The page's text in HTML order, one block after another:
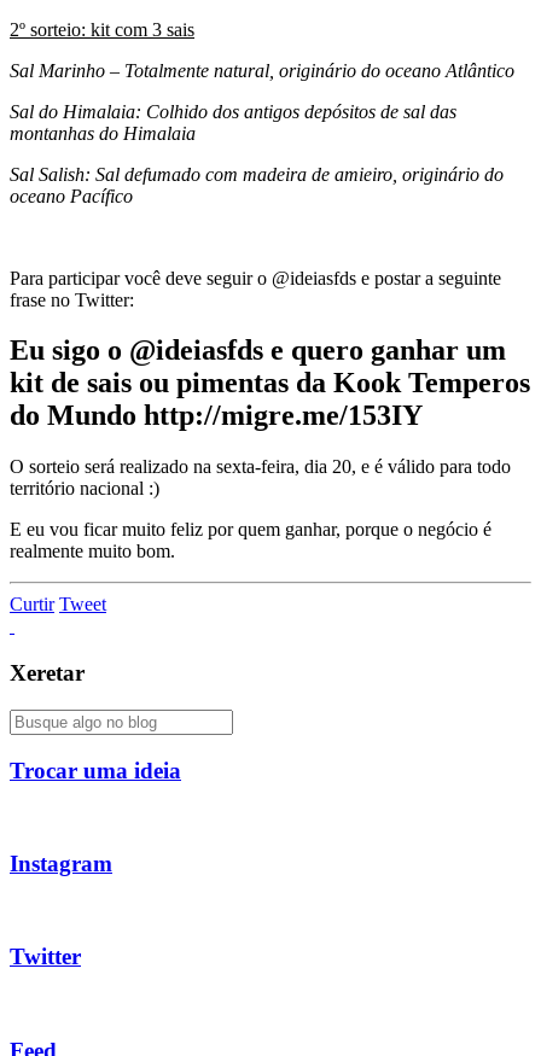
2º sorteio: kit com 3 sais
Sal Marinho – Totalmente natural, originário do oceano Atlântico
Sal do Himalaia: Colhido dos antigos depósitos de sal das
montanhas do Himalaia
Sal Salish: Sal defumado com madeira de amieiro, originário do
oceano Pacífico
Para participar você deve seguir o @ideiasfds e postar a seguinte
frase no Twitter:
Eu sigo o @ideiasfds e quero ganhar um
kit de sais ou pimentas da Kook Temperos
do Mundo http://migre.me/153IY
O sorteio será realizado na sexta-feira, dia 20, e é válido para todo
território nacional :)
E eu vou ficar muito feliz por quem ganhar, porque o negócio é
realmente muito bom.
Curtir Tweet
Xeretar
Trocar uma ideia
Instagram
Twitter
Feed